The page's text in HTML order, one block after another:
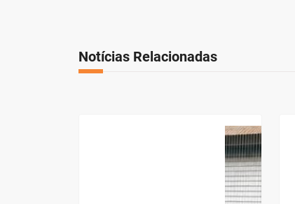
Notícias Relacionadas